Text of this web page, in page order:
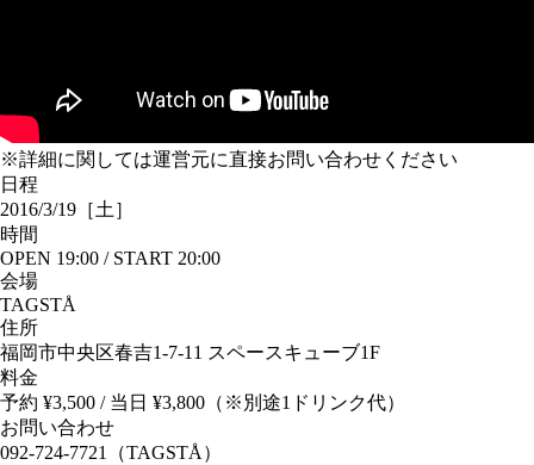
※詳細に関しては運営元に直接お問い合わせください
日程
2016/3/19［土］
時間
OPEN 19:00 / START 20:00
会場
TAGSTÅ
住所
福岡市中央区春吉1-7-11 スペースキューブ1F
料金
予約 ¥3,500 / 当日 ¥3,800（※別途1ドリンク代）
お問い合わせ
092-724-7721（TAGSTÅ）